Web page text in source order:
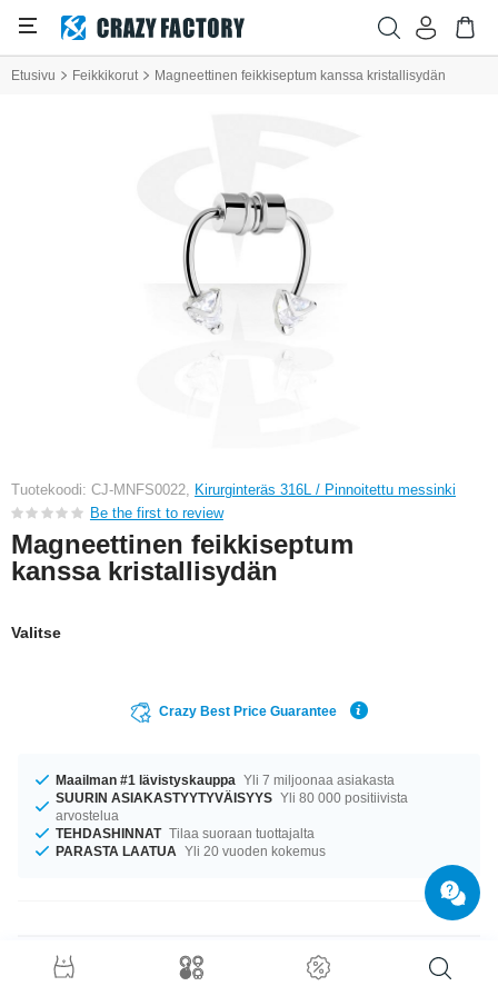
Etusivu Feikkikorut Magneettinen feikkiseptum kanssa kristallisydän
Tuotekoodi: CJ-MNFS0022, Kirurginteräs 316L / Pinnoitettu messinki
Be the first to review
Magneettinen feikkiseptum
kanssa kristallisydän
Valitse
Crazy Best Price Guarantee
Maailman #1 lävistyskauppa Yli 7 miljoonaa asiakasta
SUURIN ASIAKASTYYTYVÄISYYS Yli 80 000 positiivista
arvostelua
TEHDASHINNAT Tilaa suoraan tuottajalta
PARASTA LAATUA Yli 20 vuoden kokemus
Tuotetiedot